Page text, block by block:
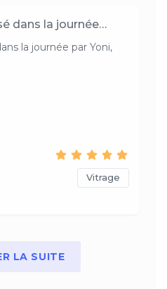
dans la journée…
la journée par Yoni,
Vitrage
LA SUITE